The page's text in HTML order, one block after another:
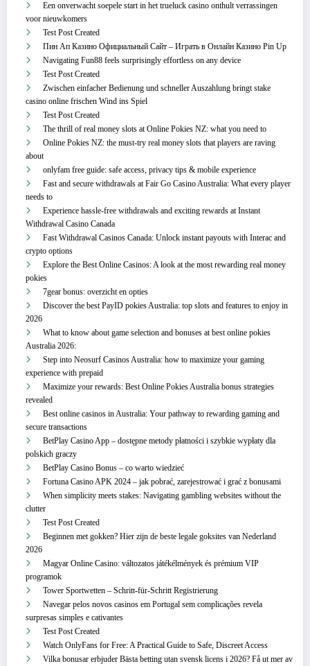
Een onverwacht soepele start in het trueluck casino onthult verrassingen
voor nieuwkomers
Test Post Created
Пин Ап Казино Официальный Сайт – Играть в Онлайн Казино Pin Up
Navigating Fun88 feels surprisingly effortless on any device
Test Post Created
Zwischen einfacher Bedienung und schneller Auszahlung bringt stake
casino online frischen Wind ins Spiel
Test Post Created
The thrill of real money slots at Online Pokies NZ: what you need to
Online Pokies NZ: the must-try real money slots that players are raving
about
onlyfam free guide: safe access, privacy tips & mobile experience
Fast and secure withdrawals at Fair Go Casino Australia: What every player
needs to
Experience hassle-free withdrawals and exciting rewards at Instant
Withdrawal Casino Canada
Fast Withdrawal Casinos Canada: Unlock instant payouts with Interac and
crypto options
Explore the Best Online Casinos: A look at the most rewarding real money
pokies
7gear bonus: overzicht en opties
Discover the best PayID pokies Australia: top slots and features to enjoy in
2026
What to know about game selection and bonuses at best online pokies
Australia 2026:
Step into Neosurf Casinos Australia: how to maximize your gaming
experience with prepaid
Maximize your rewards: Best Online Pokies Australia bonus strategies
revealed
Best online casinos in Australia: Your pathway to rewarding gaming and
secure transactions
BetPlay Casino App – dostępne metody płatności i szybkie wypłaty dla
polskich graczy
BetPlay Casino Bonus – co warto wiedzieć
Fortuna Casino APK 2024 – jak pobrać, zarejestrować i grać z bonusami
When simplicity meets stakes: Navigating gambling websites without the
clutter
Test Post Created
Beginnen met gokken? Hier zijn de beste legale goksites van Nederland
2026
Magyar Online Casino: változatos játékélmények és prémium VIP
programok
Tower Sportwetten – Schritt‑für‑Schritt Registrierung
Navegar pelos novos casinos em Portugal sem complicações revela
surpresas simples e cativantes
Test Post Created
Watch OnlyFans for Free: A Practical Guide to Safe, Discreet Access
Vilka bonusar erbjuder Bästa betting utan svensk licens i 2026? Få ut mer av